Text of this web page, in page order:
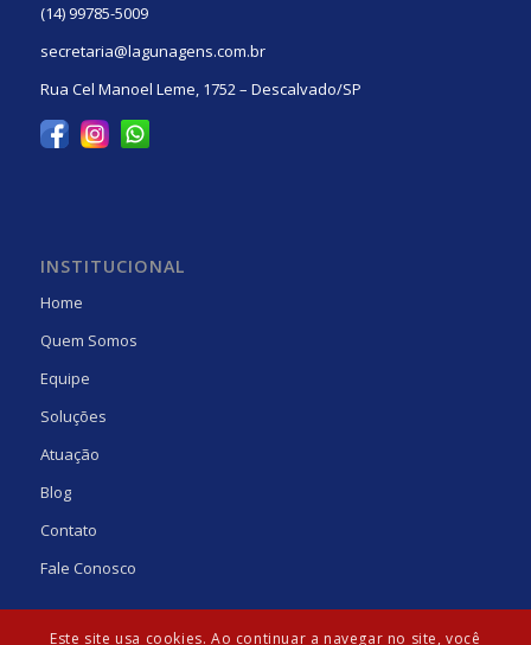
(14) 99785-5009
secretaria@lagunagens.com.br
Rua Cel Manoel Leme, 1752 – Descalvado/SP
INSTITUCIONAL
Home
Quem Somos
Equipe
Soluções
Atuação
Blog
Contato
Fale Conosco
Este site usa cookies. Ao continuar a navegar no site, você